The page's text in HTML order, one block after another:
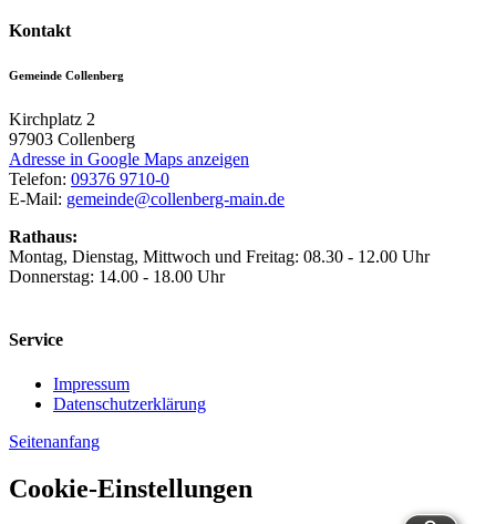
Kontakt
Gemeinde Collenberg
Kirchplatz 2
97903 Collenberg
Adresse in Google Maps anzeigen
Telefon: 09376 9710-0
E-Mail: gemeinde@collenberg-main.de
Rathaus:
Montag, Dienstag, Mittwoch und Freitag: 08.30 - 12.00 Uhr
Donnerstag: 14.00 - 18.00 Uhr
Service
Impressum
Datenschutzerklärung
Seitenanfang
Cookie-Einstellungen